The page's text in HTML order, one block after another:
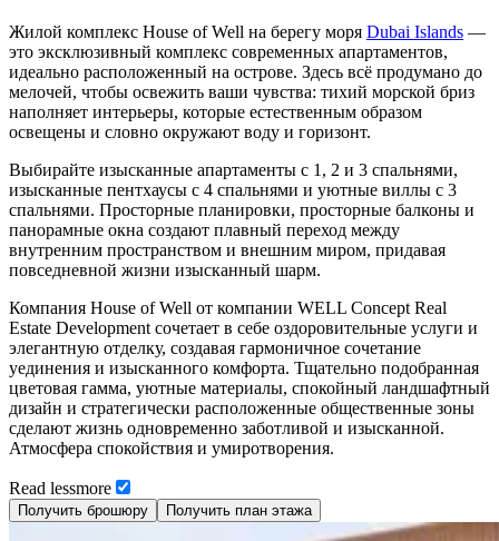
Жилой комплекс House of Well на берегу моря Dubai Islands —
это эксклюзивный комплекс современных апартаментов,
идеально расположенный на острове. Здесь всё продумано до
мелочей, чтобы освежить ваши чувства: тихий морской бриз
наполняет интерьеры, которые естественным образом
освещены и словно окружают воду и горизонт.
Выбирайте изысканные апартаменты с 1, 2 и 3 спальнями,
изысканные пентхаусы с 4 спальнями и уютные виллы с 3
спальнями. Просторные планировки, просторные балконы и
панорамные окна создают плавный переход между
внутренним пространством и внешним миром, придавая
повседневной жизни изысканный шарм.
Компания House of Well от компании WELL Concept Real
Estate Development сочетает в себе оздоровительные услуги и
элегантную отделку, создавая гармоничное сочетание
уединения и изысканного комфорта. Тщательно подобранная
цветовая гамма, уютные материалы, спокойный ландшафтный
дизайн и стратегически расположенные общественные зоны
сделают жизнь одновременно заботливой и изысканной.
Атмосфера спокойствия и умиротворения.
Read lessmore
Получить брошюру Получить план этажа